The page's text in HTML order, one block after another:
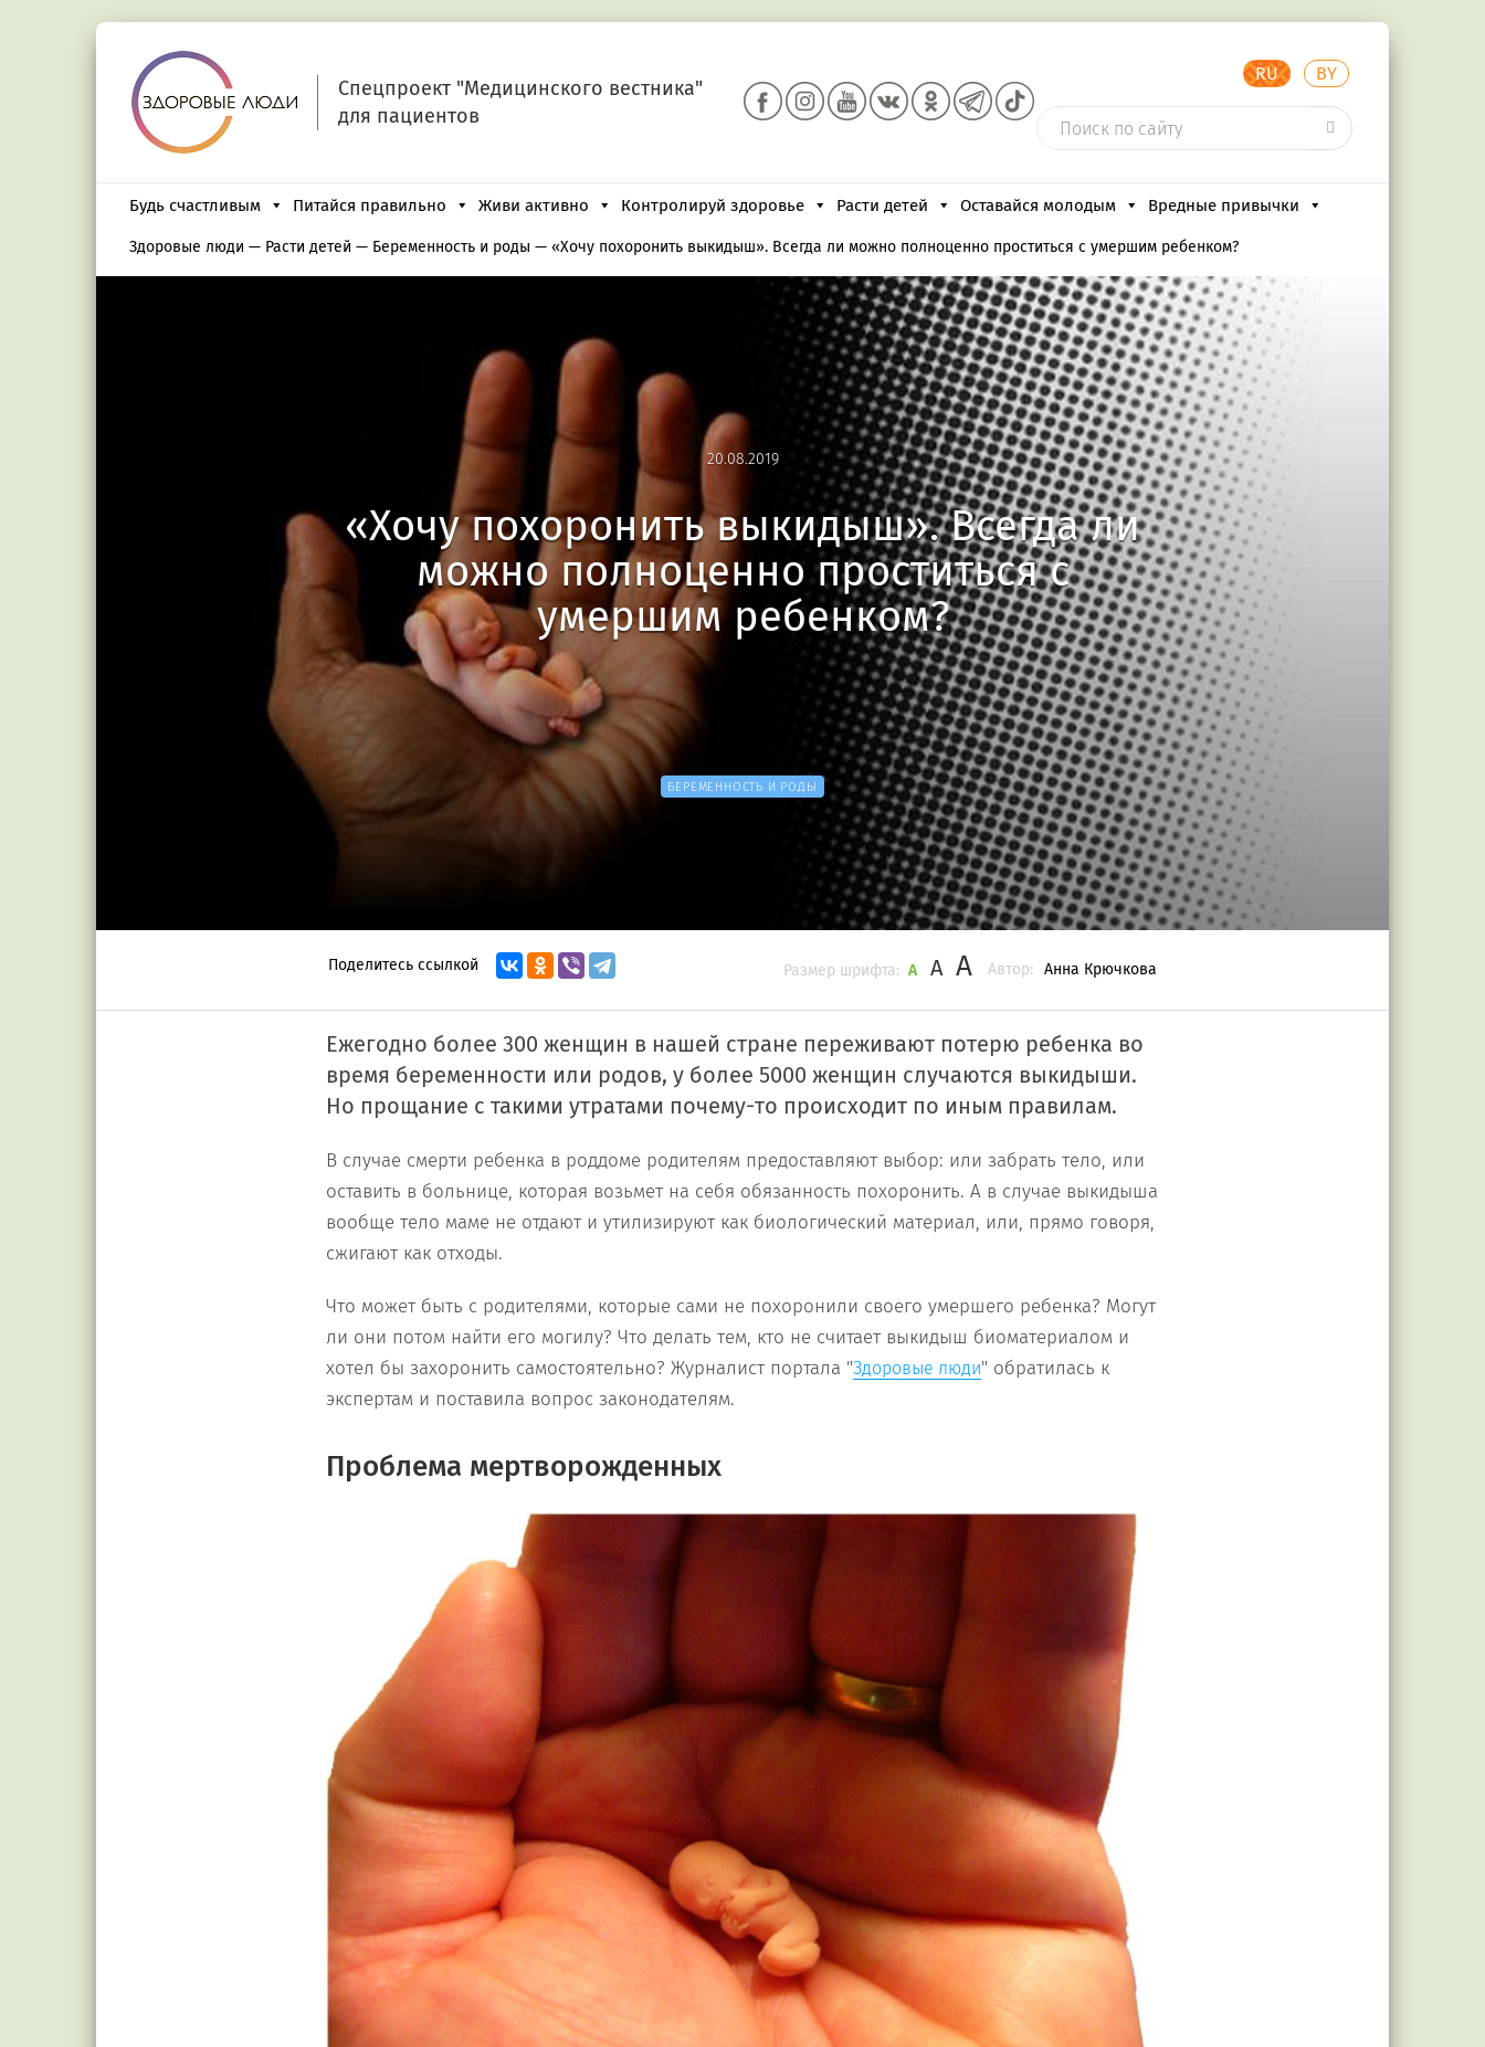
Спецпроект "Медицинского вестника"
для пациентов
RU BY
Будь счастливым Питайся правильно Живи активно Контролируй здоровье Расти детей Оставайся молодым Вредные привычки
Здоровые люди — Расти детей — Беременность и роды — «Хочу похоронить выкидыш». Всегда ли можно полноценно проститься с умершим ребенком?
20.08.2019
«Хочу похоронить выкидыш». Всегда ли
можно полноценно проститься с
умершим ребенком?
БЕРЕМЕННОСТЬ И РОДЫ
Поделитесь ссылкой Автор: Анна Крючкова
Размер шрифта: A A A
Ежегодно более 300 женщин в нашей стране переживают потерю ребенка во
время беременности или родов, у более 5000 женщин случаются выкидыши.
Но прощание с такими утратами почему-то происходит по иным правилам.
В случае смерти ребенка в роддоме родителям предоставляют выбор: или забрать тело, или
оставить в больнице, которая возьмет на себя обязанность похоронить. А в случае выкидыша
вообще тело маме не отдают и утилизируют как биологический материал, или, прямо говоря,
сжигают как отходы.
Что может быть с родителями, которые сами не похоронили своего умершего ребенка? Могут
ли они потом найти его могилу? Что делать тем, кто не считает выкидыш биоматериалом и
хотел бы захоронить самостоятельно? Журналист портала "Здоровые люди" обратилась к
экспертам и поставила вопрос законодателям.
Проблема мертворожденных